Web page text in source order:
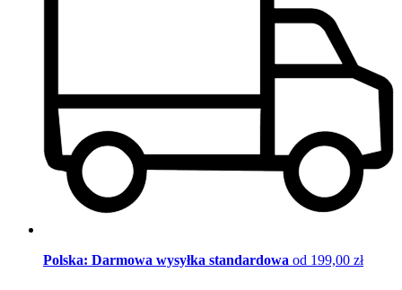
Polska: Darmowa wysyłka standardowa od 199,00 zł